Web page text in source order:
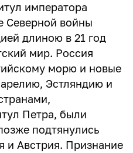
императора
Северной войны
длиною в 21 год
мир. Россия
морю и новые
Эстляндию и
Петра, были
подтянулись
и Австрия. Признание